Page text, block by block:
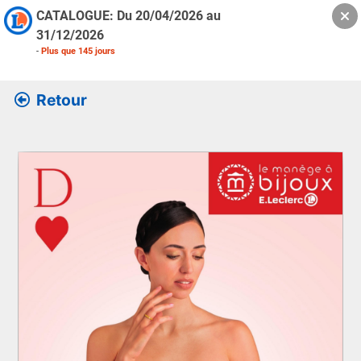
CATALOGUE: Du 20/04/2026 au
31/12/2026
- Plus que 145 jours
Retour